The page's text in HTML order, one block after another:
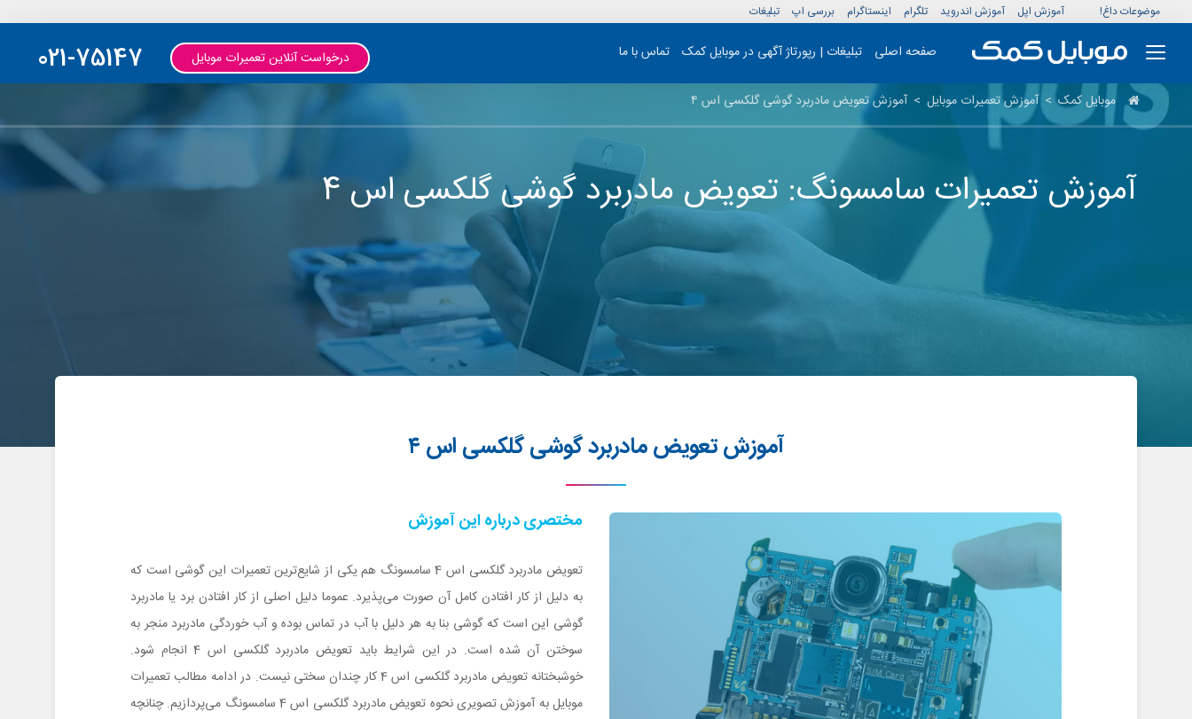
موضوعات داغ! آموزش اپل آموزش اندروید تلگرام اینستاگرام بررسی اپ تبلیغات
صفحه اصلی تبلیغات | رپورتاژ آگهی در موبایل کمک تماس با ما 021-75147
درخواست آنلاین تعمیرات موبایل
موبایل کمک > آموزش تعمیرات موبایل > آموزش تعویض مادربرد گوشی گلکسی اس ۴
آموزش تعمیرات سامسونگ: تعویض مادربرد گوشی گلکسی اس 4
آموزش تعویض مادربرد گوشی گلکسی اس ۴
مختصری درباره این آموزش
تعویض مادربرد گلکسی اس 4 سامسونگ هم یکی از شایع‌ترین تعمیرات این گوشی است که
به دلیل از کار افتادن کامل آن صورت می‌پذیرد. عموما دلیل اصلی از کار افتادن برد یا مادربرد
گوشی این است که گوشی بنا به هر دلیل با آب در تماس بوده و آب خوردگی مادربرد منجر به
سوختن آن شده است. در این شرایط باید تعویض مادربرد گلکسی اس 4 انجام شود.
خوشبختانه تعویض مادربرد گلکسی اس 4 کار چندان سختی نیست. در ادامه مطالب تعمیرات
موبایل به آموزش تصویری نحوه تعویض مادربرد گلکسی اس 4 سامسونگ می‌پردازیم. چنانچه